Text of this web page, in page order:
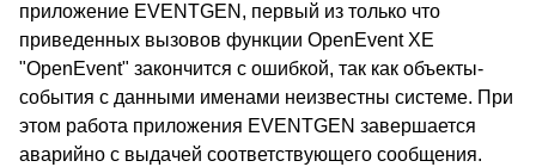
приложение EVENTGEN, первый из только что
приведенных вызовов функции OpenEvent XE
"OpenEvent" закончится с ошибкой, так как объекты-
события с данными именами неизвестны системе. При
этом работа приложения EVENTGEN завершается
аварийно с выдачей соответствующего сообщения.